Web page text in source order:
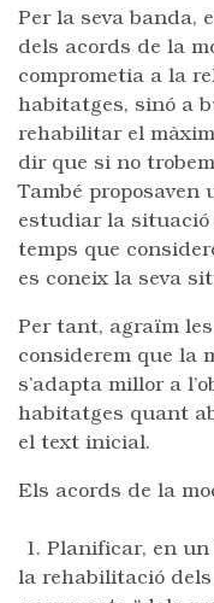
Per la seva banda,
dels acords de la
comprometia a la
habitatges, sinó a
rehabilitar el
dir que si no
També proposaven
estudiar la situació
temps que
es coneix la seva
Per tant, agraïm
considerem que la
s’adapta millor a
habitatges quant
el text inicial.
Els acords de la
1. Planificar, en
la rehabilitació